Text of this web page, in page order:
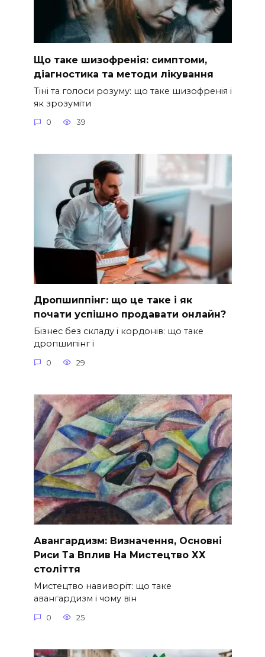
Що таке шизофренія: симптоми,
діагностика та методи лікування
Тіні та голоси розуму: що таке шизофренія і
як зрозуміти
0 39
Дропшиппінг: що це таке і як
почати успішно продавати онлайн?
Бізнес без складу і кордонів: що таке
дропшипінг і
0 29
Авангардизм: Визначення, Основні
Риси Та Вплив На Мистецтво ХХ
століття
Мистецтво навиворіт: що таке
авангардизм і чому він
0 25